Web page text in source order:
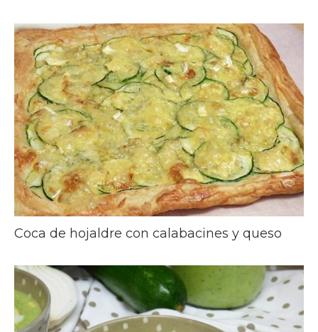
Coca de hojaldre con calabacines y queso